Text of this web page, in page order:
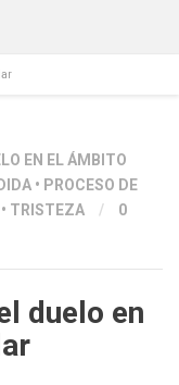
EN EL ÁMBITO
• PROCESO DE
• TRISTEZA /
0
duelo en